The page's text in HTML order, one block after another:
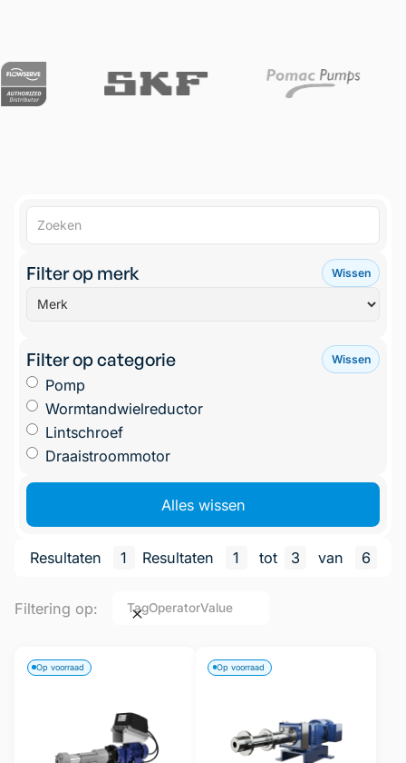
Filter op merk Wissen
Filter op categorie Wissen
Pomp
Wormtandwielreductor
Lintschroef
Draaistroommotor
Alles wissen
Resultaten 1 Resultaten 1 tot 3 van 6
Filtering op: TagOperatorValue
Op voorraad Op voorraad